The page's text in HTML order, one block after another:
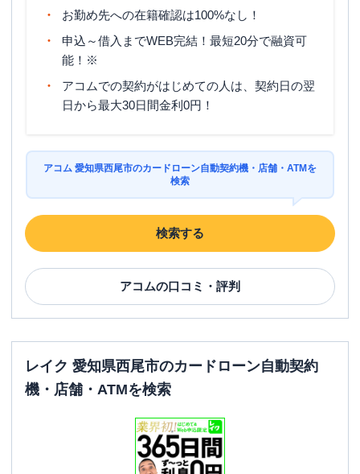
お勤め先への在籍確認は100%なし！
申込～借入までWEB完結！最短20分で融資可
能！※
アコムでの契約がはじめての人は、契約日の翌
日から最大30日間金利0円！
アコム 愛知県西尾市のカードローン自動契約機・店舗・ATMを
検索
検索する
アコムの口コミ・評判
レイク 愛知県西尾市のカードローン自動契約
機・店舗・ATMを検索